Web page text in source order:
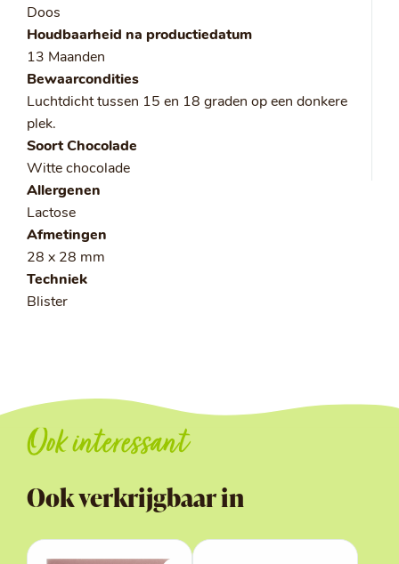
Doos
Houdbaarheid na productiedatum
13 Maanden
Bewaarcondities
Luchtdicht tussen 15 en 18 graden op een donkere
plek.
Soort Chocolade
Witte chocolade
Allergenen
Lactose
Afmetingen
28 x 28 mm
Techniek
Blister
Ook interessant
Ook verkrijgbaar in